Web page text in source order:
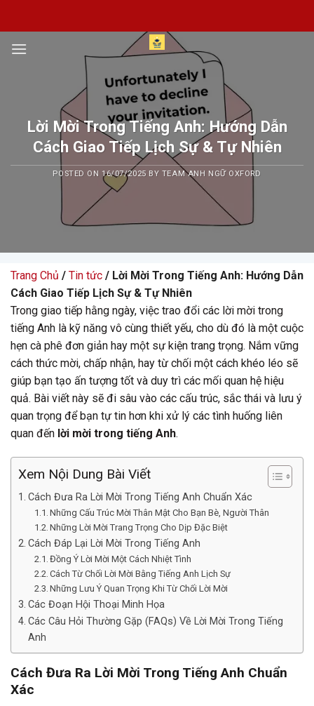
content
Lời Mời Trong Tiếng Anh: Hướng Dẫn
Cách Giao Tiếp Lịch Sự & Tự Nhiên
POSTED ON 16/07/2025 BY TEAM ANH NGỮ OXFORD
Trang Chủ / Tin tức / Lời Mời Trong Tiếng Anh: Hướng Dẫn
Cách Giao Tiếp Lịch Sự & Tự Nhiên
Trong giao tiếp hằng ngày, việc trao đổi các lời mời trong
tiếng Anh là kỹ năng vô cùng thiết yếu, cho dù đó là một cuộc
hẹn cà phê đơn giản hay một sự kiện trang trọng. Nắm vững
cách thức mời, chấp nhận, hay từ chối một cách khéo léo sẽ
giúp bạn tạo ấn tượng tốt và duy trì các mối quan hệ hiệu
quả. Bài viết này sẽ đi sâu vào các cấu trúc, sắc thái và lưu ý
quan trọng để bạn tự tin hơn khi xử lý các tình huống liên
quan đến lời mời trong tiếng Anh.
Xem Nội Dung Bài Viết
Cách Đưa Ra Lời Mời Trong Tiếng Anh Chuẩn Xác
Những Cấu Trúc Mời Thân Mật Cho Bạn Bè, Người Thân
Những Lời Mời Trang Trọng Cho Dịp Đặc Biệt
Cách Đáp Lại Lời Mời Trong Tiếng Anh
Đồng Ý Lời Mời Một Cách Nhiệt Tình
Cách Từ Chối Lời Mời Bằng Tiếng Anh Lịch Sự
Những Lưu Ý Quan Trọng Khi Từ Chối Lời Mời
Các Đoạn Hội Thoại Minh Họa
Các Câu Hỏi Thường Gặp (FAQs) Về Lời Mời Trong Tiếng
Anh
Cách Đưa Ra Lời Mời Trong Tiếng Anh Chuẩn
Xác